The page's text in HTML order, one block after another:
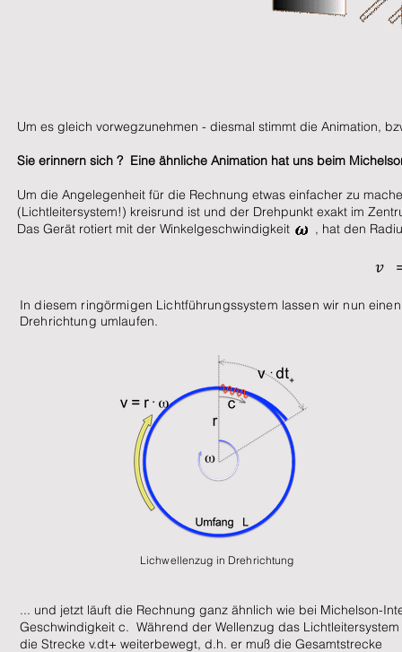
Um es gleich vorwegzunehmen - diesmal stimmt die Animation,
Sie erinnern sich ? Eine ähnliche Animation hat uns beim
Um die Angelegenheit für die Rechnung etwas einfacher zu
(Lichtleitersystem!) kreisrund ist und der Drehpunkt exakt im
Das Gerät rotiert mit der Winkelgeschwindigkeit , hat den
In diesem ringörmigen Lichtführungssystem lassen wir nun
Drehrichtung umlaufen.
Lichwellenzug in Drehrichtung
... und jetzt läuft die Rechnung ganz ähnlich wie bei Michelson-
Geschwindigkeit c. Während der Wellenzug das
die Strecke v.dt+ weiterbewegt, d.h. er muß die Gesamtstrecke